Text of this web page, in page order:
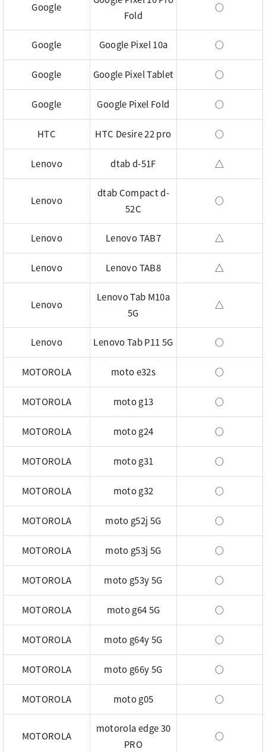
Google
Fold
○
Google Google Pixel 10a ○
Google Google Pixel Tablet ○
Google Google Pixel Fold ○
HTC HTC Desire 22 pro ○
Lenovo dtab d-51F △
Lenovo
dtab Compact d-
52C
○
Lenovo Lenovo TAB7 △
Lenovo Lenovo TAB8 △
Lenovo
Lenovo Tab M10a
5G
△
Lenovo Lenovo Tab P11 5G ○
MOTOROLA moto e32s ○
MOTOROLA moto g13 ○
MOTOROLA moto g24 ○
MOTOROLA moto g31 ○
MOTOROLA moto g32 ○
MOTOROLA moto g52j 5G ○
MOTOROLA moto g53j 5G ○
MOTOROLA moto g53y 5G ○
MOTOROLA moto g64 5G ○
MOTOROLA moto g64y 5G ○
MOTOROLA moto g66y 5G ○
MOTOROLA moto g05 ○
MOTOROLA
motorola edge 30
PRO
○